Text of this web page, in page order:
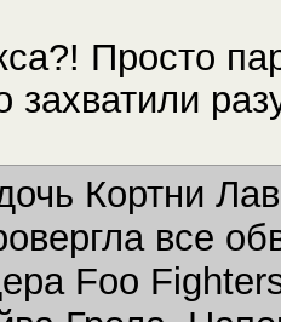
Просто
захватили
Кортни
все
Foo